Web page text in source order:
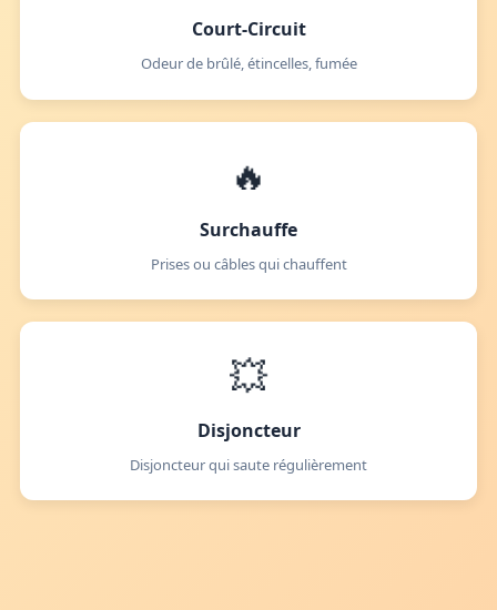
Court-Circuit
Odeur de brûlé, étincelles, fumée
🔥
Surchauffe
Prises ou câbles qui chauffent
💥
Disjoncteur
Disjoncteur qui saute régulièrement